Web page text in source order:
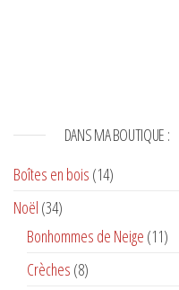
DANS MA BOUTIQUE :
Boîtes en bois (14)
Noël (34)
Bonhommes de Neige (11)
Crèches (8)